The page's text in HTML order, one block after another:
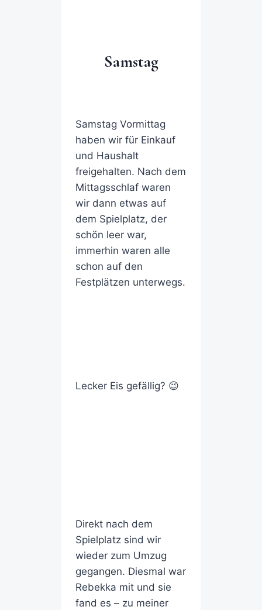
Samstag
Samstag Vormittag
haben wir für Einkauf
und Haushalt
freigehalten. Nach dem
Mittagsschlaf waren
wir dann etwas auf
dem Spielplatz, der
schön leer war,
immerhin waren alle
schon auf den
Festplätzen unterwegs.
Lecker Eis gefällig? 😉
Direkt nach dem
Spielplatz sind wir
wieder zum Umzug
gegangen. Diesmal war
Rebekka mit und sie
fand es – zu meiner